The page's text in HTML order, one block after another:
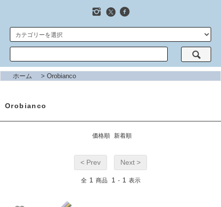
ホーム > Orobianco
Orobianco
価格順 新着順
< Prev Next >
全 1 商品 1 - 1 表示